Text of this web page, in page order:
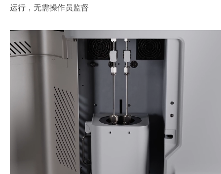
运行，无需操作员监督